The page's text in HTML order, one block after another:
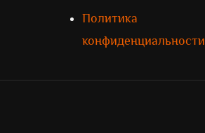
Политика
конфиденциальности